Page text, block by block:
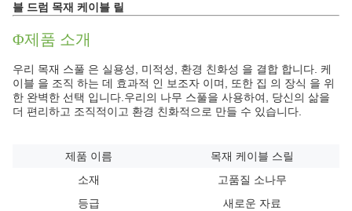
블 드럼 목재 케이블 릴
Φ제품 소개
우리 목재 스풀 은 실용성, 미적성, 환경 친화성 을 결합 합니다. 케
이블 을 조직 하는 데 효과적 인 보조자 이며, 또한 집 의 장식 을 위
한 완벽한 선택 입니다.우리의 나무 스풀을 사용하여, 당신의 삶을
더 편리하고 조직적이고 환경 친화적으로 만들 수 있습니다.
제품 이름
목재 케이블 스릴
소재
고품질 소나무
등급
새로운 자료